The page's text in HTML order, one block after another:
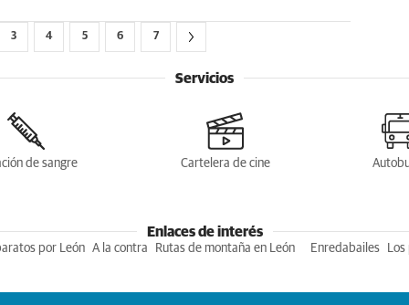
3 4 5 6 7
Servicios
de sangre Cartelera de cine
Enlaces de interés
por León A la contra Rutas de montaña en León Enredabailes